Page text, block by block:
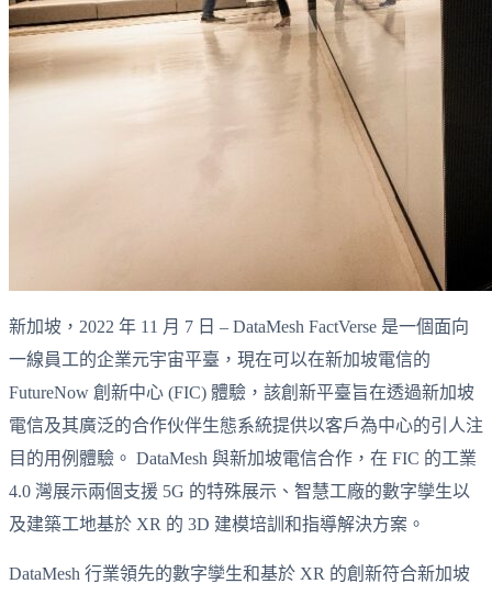
新加坡，2022 年 11 月 7 日 – DataMesh FactVerse 是一個面向
一線員工的企業元宇宙平臺，現在可以在新加坡電信的
FutureNow 創新中心 (FIC) 體驗，該創新平臺旨在透過新加坡
電信及其廣泛的合作伙伴生態系統提供以客戶為中心的引人注
目的用例體驗。 DataMesh 與新加坡電信合作，在 FIC 的工業
4.0 灣展示兩個支援 5G 的特殊展示、智慧工廠的數字孿生以
及建築工地基於 XR 的 3D 建模培訓和指導解決方案。
DataMesh 行業領先的數字孿生和基於 XR 的創新符合新加坡